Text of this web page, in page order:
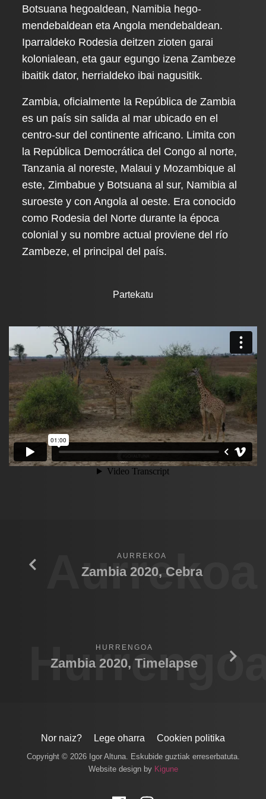
Botsuana hegoaldean, Namibia hego-
mendebaldean eta Angola mendebaldean.
Iparraldeko Rodesia deitzen zioten garai
kolonialean, eta gaur egungo izena Zambeze
ibaitik dator, herrialdeko ibai nagusitik.
Zambia, oficialmente la República de Zambia
es un país sin salida al mar ubicado en el
centro-sur del continente africano. Limita con
la República Democrática del Congo al norte,
Tanzania al noreste, Malaui y Mozambique al
este, Zimbabue y Botsuana al sur, Namibia al
suroeste y con Angola al oeste. Era conocido
como Rodesia del Norte durante la época
colonial y su nombre actual proviene del río
Zambeze, el principal del país.
Partekatu
Aurrekoa
AURREKOA
Zambia 2020, Cebra
HURRENGOA
Zambia 2020, Timelapse
Nor naiz? Lege oharra Cookien politika
Copyright © 2026 Igor Altuna. Eskubide guztiak erreserbatuta.
Website design by Kigune